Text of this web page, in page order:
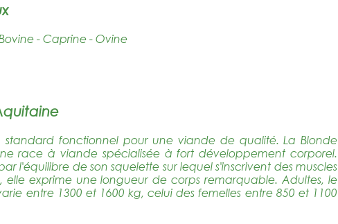
Bovine - Caprine - Ovine
standard fonctionnel pour une viande de qualité. La Blonde
race à viande spécialisée à fort développement corporel.
l'équilibre de son squelette sur lequel s'inscrivent des muscles
elle exprime une longueur de corps remarquable. Adultes, le
entre 1300 et 1600 kg, celui des femelles entre 850 et 1100